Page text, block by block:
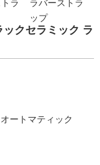
クセラミック ラ
ートマティック